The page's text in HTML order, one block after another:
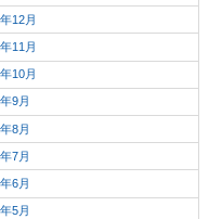
12月
11月
10月
9月
8月
7月
6月
5月